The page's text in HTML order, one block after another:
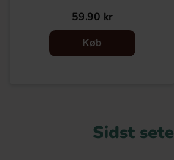
59.90 kr
Køb
Sidst sete